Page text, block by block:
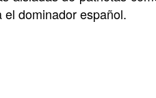
dominador español.